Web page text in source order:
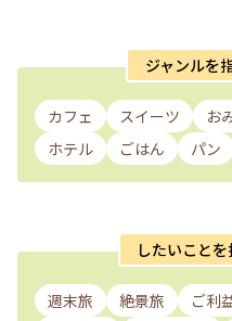
ジャンルを
カフェ スイーツ お
ホテル
ごはん パン
したいこと
週末旅 絶景旅 ご利